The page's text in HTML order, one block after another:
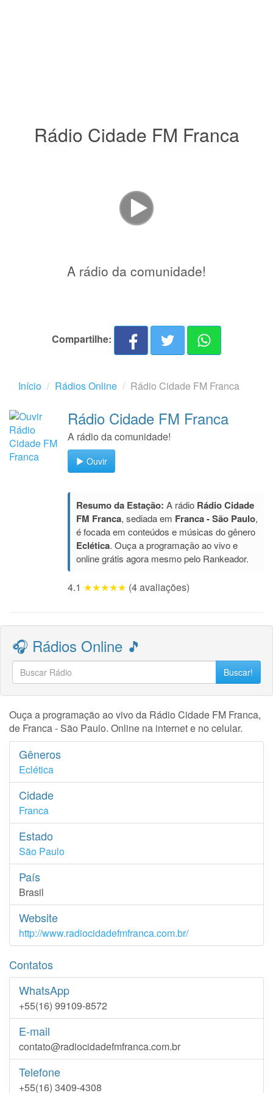
Rádio Cidade FM Franca
A rádio da comunidade!
Compartilhe:
Início Rádios Online Rádio Cidade FM Franca
Rádio Cidade FM Franca
A rádio da comunidade!
Ouvir
Resumo da Estação: A rádio Rádio Cidade
FM Franca, sediada em Franca - São Paulo,
é focada em conteúdos e músicas do gênero
Eclética. Ouça a programação ao vivo e
online grátis agora mesmo pelo Rankeador.
4.1 ★★★★★ (4 avaliações)
🎧 Rádios Online 🎵
Buscar!
Ouça a programação ao vivo da Rádio Cidade FM Franca,
de Franca - São Paulo. Online na internet e no celular.
Gêneros
Eclética
Cidade
Franca
Estado
São Paulo
País
Brasil
Website
http://www.radiocidadefmfranca.com.br/
Contatos
WhatsApp
+55(16) 99109-8572
E-mail
contato@radiocidadefmfranca.com.br
Telefone
+55(16) 3409-4308